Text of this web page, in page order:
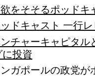
をそそるポッドキ
ドキャスト 一行
チャーキャピタル
に投資
ガポールの政党が